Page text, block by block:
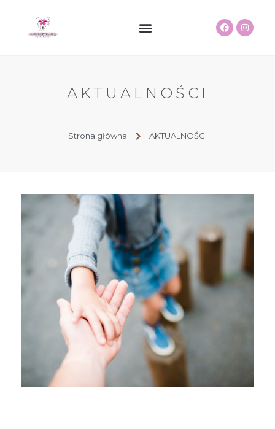
AKTUALNOŚCI
Strona główna AKTUALNOŚCI